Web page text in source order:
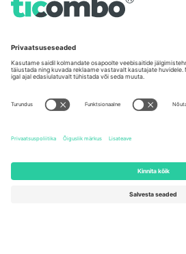
Regus Sofia City West, bul
Bulgaria
Mexico
Norte, Cuauhtémoc, 06700
Mexico
sündmusest ja/või domeenist. Detailide